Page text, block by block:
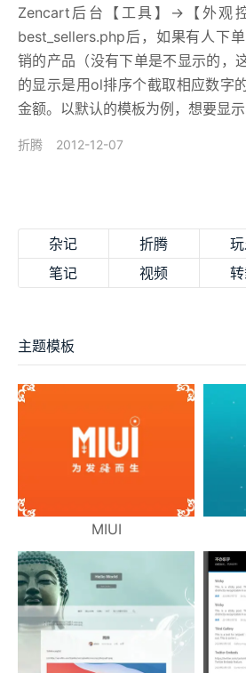
Zencart后台【工具】->【外观
best_sellers.php后，如果有人下
销的产品（没有下单是不显示的，
的显示是用ol排序个截取相应数字
金额。以默认的模板为例，想要显
折腾 2012-12-07
杂记 折腾
笔记
视频
主题模板
MIUI